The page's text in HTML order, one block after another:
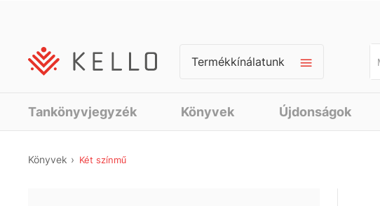
Termékkínálatunk
Tankönyvjegyzék Könyvek Újdonságok
Könyvek Két színmű